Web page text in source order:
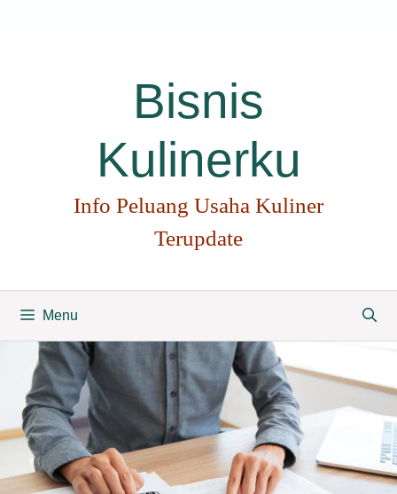
Bisnis
Kulinerku
Info Peluang Usaha Kuliner
Terupdate
Menu